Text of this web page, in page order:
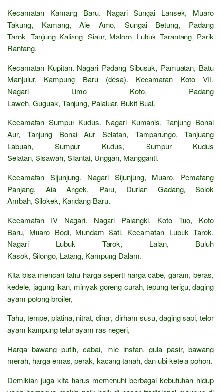
Kecamatan Kamang Baru. Nagari Sungai Lansek, Muaro
Takung, Kamang, Aie Amo, Sungai Betung, Padang
Tarok, Tanjung Kaliang, Siaur, Maloro, Lubuk Tarantang, Parik
Rantang.
Kecamatan Kupitan. Nagari Padang Sibusuk, Pamuatan, Batu
Manjulur, Kampung Baru (desa). Kecamatan Koto VII.
Nagari Limo Koto, Padang
Laweh, Guguak, Tanjung, Palaluar, Bukit Bual.
Kecamatan Sumpur Kudus. Nagari Kumanis, Tanjung Bonai
Aur, Tanjung Bonai Aur Selatan, Tamparungo, Tanjuang
Labuah, Sumpur Kudus, Sumpur Kudus
Selatan, Sisawah, Silantai, Unggan, Mangganti.
Kecamatan Sijunjung. Nagari Sijunjung, Muaro, Pematang
Panjang, Aia Angek, Paru, Durian Gadang, Solok
Ambah, Silokek, Kandang Baru.
Kecamatan IV Nagari. Nagari Palangki, Koto Tuo, Koto
Baru, Muaro Bodi, Mundam Sati. Kecamatan Lubuk Tarok.
Nagari Lubuk Tarok, Lalan, Buluh
Kasok, Silongo, Latang, Kampung Dalam.
Kita bisa mencari tahu harga seperti harga cabe, garam, beras,
kedele, jagung ikan, minyak goreng curah, tepung terigu, daging
ayam potong broiler,
Tahu, tempe, platina, nitrat, dinar, dirham susu, daging sapi, telor
ayam kampung telur ayam ras negeri,
Harga bawang putih, cabai, mie instan, gula pasir, bawang
merah, harga emas, perak, kacang tanah, dan ubi ketela pohon.
Demikian juga kita harus memenuhi berbagai kebutuhan hidup